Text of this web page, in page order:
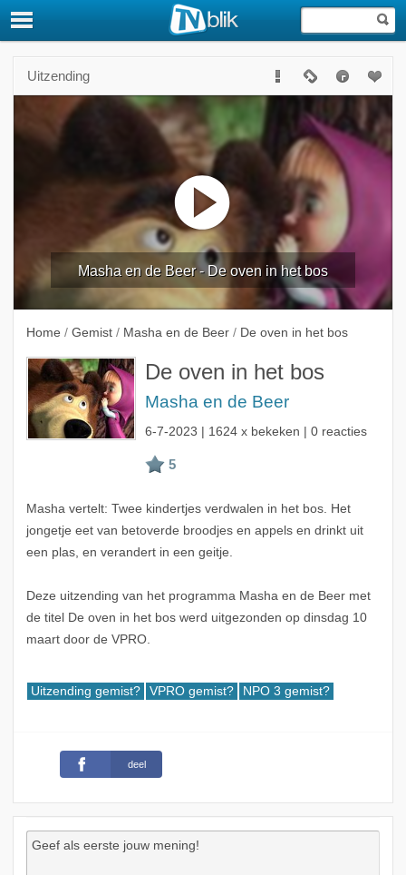
Uitzending
Masha en de Beer - De oven in het bos
Home / Gemist / Masha en de Beer / De oven in het bos
De oven in het bos
Masha en de Beer
6-7-2023 | 1624 x bekeken | 0 reacties
Masha vertelt: Twee kindertjes verdwalen in het bos. Het
jongetje eet van betoverde broodjes en appels en drinkt uit
een plas, en verandert in een geitje.
Deze uitzending van het programma Masha en de Beer met
de titel De oven in het bos werd uitgezonden op dinsdag 10
maart door de VPRO.
Uitzending gemist? VPRO gemist? NPO 3 gemist?
deel